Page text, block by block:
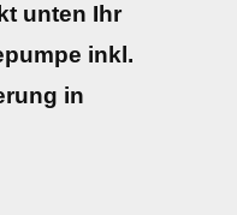
unten Ihr
inkl.
in